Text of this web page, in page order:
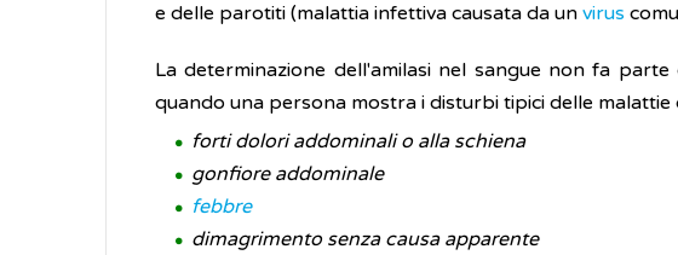
e delle parotiti (malattia infettiva causata da un virus
La determinazione dell'amilasi nel sangue non fa
quando una persona mostra i disturbi tipici delle malattie
forti dolori addominali o alla schiena
gonfiore addominale
febbre
dimagrimento senza causa apparente